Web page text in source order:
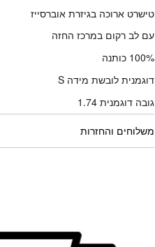
טישרט ארוכה בגיזרת אוברסייז
עם לב רקום במרכז החזה
100% כותנה
דוגמנית לובשת מידה S
גובה דוגמנית 1.74
משלוחים והחזרות